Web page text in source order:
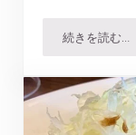
続きを読む…
サル食